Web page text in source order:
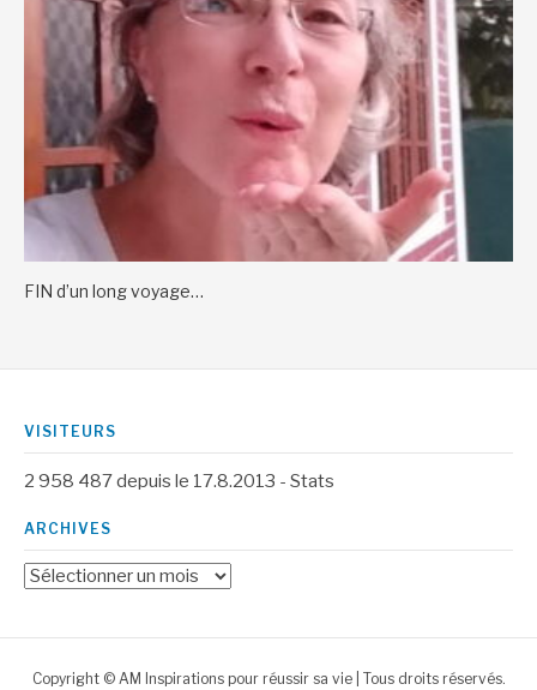
FIN d’un long voyage…
VISITEURS
2 958 487depuis le 17.8.2013 - Stats
ARCHIVES
Archives
Copyright © AM Inspirations pour réussir sa vie | Tous droits réservés.